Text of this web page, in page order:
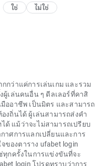
ใช่ ไม่ใช่
กกว่าแค่การเล่นเกม และรวม
ผู้เล่นคนอื่น ๆ ดีลเลอร์ที่คาสิ
ออาชีพ เป็นมิตร และสามารถ
งถิ่นได้ ผู้เล่นสามารถส่งคำ
แม้ว่าจะไม่สามารถเปรียบ
าศการแลกเปลี่ยนและการ
ของตาราง ufabet login
ทุกครั้งในการแข่งขันที่จะ
login โปรดทราบว่าการ